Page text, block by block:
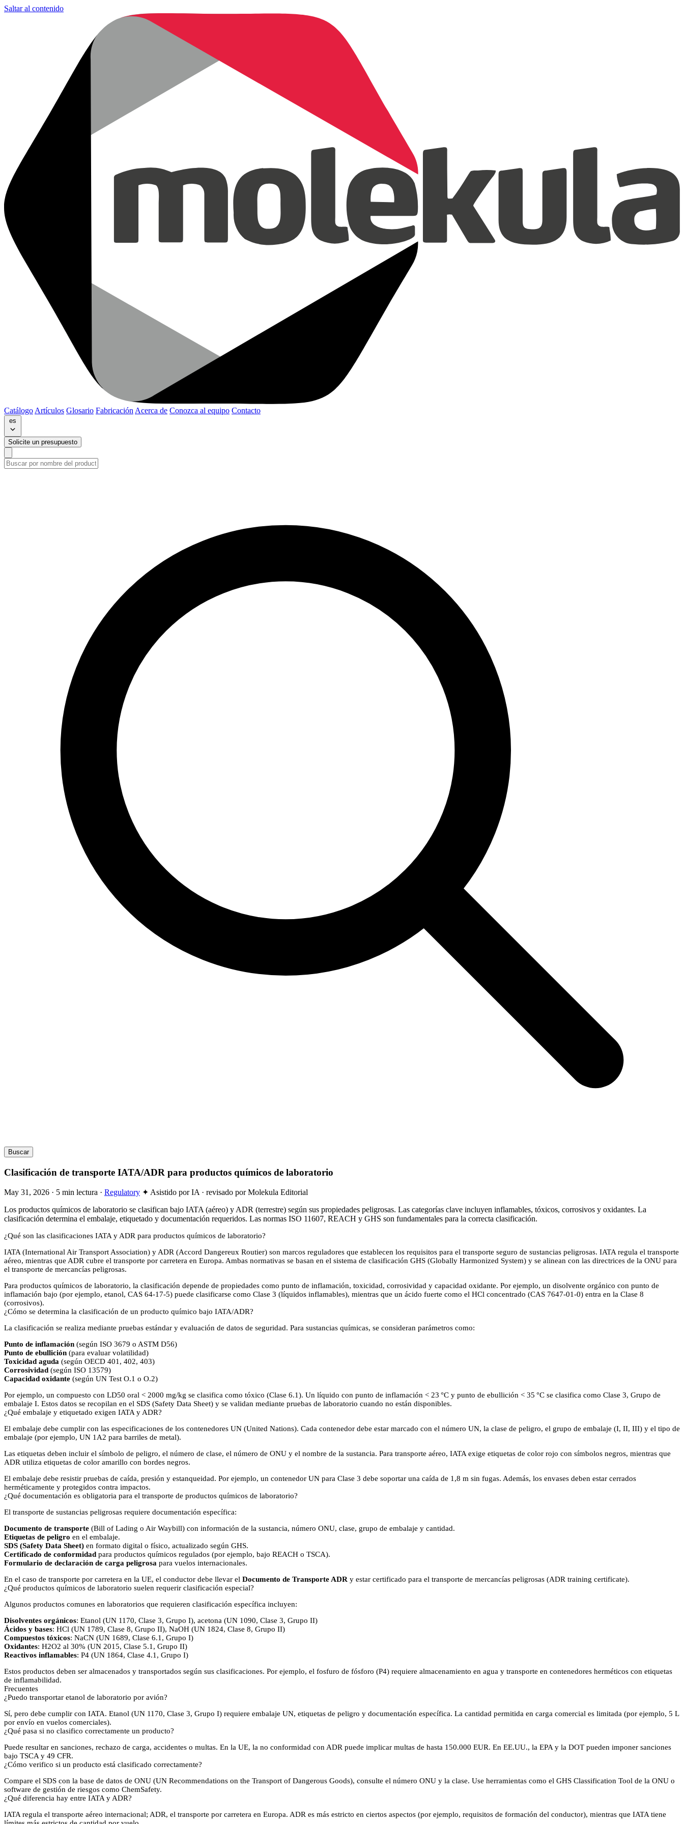
Saltar al contenido
Catálogo Artículos Glosario Fabricación Acerca de Conozca al equipo Contacto
es
Solicite un presupuesto
Buscar
Clasificación de transporte IATA/ADR para productos químicos de laboratorio
May 31, 2026 · 5 min lectura · Regulatory ✦ Asistido por IA · revisado por Molekula Editorial
Los productos químicos de laboratorio se clasifican bajo IATA (aéreo) y ADR (terrestre) según sus propiedades peligrosas. Las categorías clave incluyen inflamables, tóxicos, corrosivos y oxidantes. La
clasificación determina el embalaje, etiquetado y documentación requeridos. Las normas ISO 11607, REACH y GHS son fundamentales para la correcta clasificación.
¿Qué son las clasificaciones IATA y ADR para productos químicos de laboratorio?
IATA (International Air Transport Association) y ADR (Accord Dangereux Routier) son marcos reguladores que establecen los requisitos para el transporte seguro de sustancias peligrosas. IATA regula el transporte
aéreo, mientras que ADR cubre el transporte por carretera en Europa. Ambas normativas se basan en el sistema de clasificación GHS (Globally Harmonized System) y se alinean con las directrices de la ONU para
el transporte de mercancías peligrosas.
Para productos químicos de laboratorio, la clasificación depende de propiedades como punto de inflamación, toxicidad, corrosividad y capacidad oxidante. Por ejemplo, un disolvente orgánico con punto de
inflamación bajo (por ejemplo, etanol, CAS 64-17-5) puede clasificarse como Clase 3 (líquidos inflamables), mientras que un ácido fuerte como el HCl concentrado (CAS 7647-01-0) entra en la Clase 8
(corrosivos).
¿Cómo se determina la clasificación de un producto químico bajo IATA/ADR?
La clasificación se realiza mediante pruebas estándar y evaluación de datos de seguridad. Para sustancias químicas, se consideran parámetros como:
Punto de inflamación (según ISO 3679 o ASTM D56)
Punto de ebullición (para evaluar volatilidad)
Toxicidad aguda (según OECD 401, 402, 403)
Corrosividad (según ISO 13579)
Capacidad oxidante (según UN Test O.1 o O.2)
Por ejemplo, un compuesto con LD50 oral < 2000 mg/kg se clasifica como tóxico (Clase 6.1). Un líquido con punto de inflamación < 23 °C y punto de ebullición < 35 °C se clasifica como Clase 3, Grupo de
embalaje I. Estos datos se recopilan en el SDS (Safety Data Sheet) y se validan mediante pruebas de laboratorio cuando no están disponibles.
¿Qué embalaje y etiquetado exigen IATA y ADR?
El embalaje debe cumplir con las especificaciones de los contenedores UN (United Nations). Cada contenedor debe estar marcado con el número UN, la clase de peligro, el grupo de embalaje (I, II, III) y el tipo de
embalaje (por ejemplo, UN 1A2 para barriles de metal).
Las etiquetas deben incluir el símbolo de peligro, el número de clase, el número de ONU y el nombre de la sustancia. Para transporte aéreo, IATA exige etiquetas de color rojo con símbolos negros, mientras que
ADR utiliza etiquetas de color amarillo con bordes negros.
El embalaje debe resistir pruebas de caída, presión y estanqueidad. Por ejemplo, un contenedor UN para Clase 3 debe soportar una caída de 1,8 m sin fugas. Además, los envases deben estar cerrados
herméticamente y protegidos contra impactos.
¿Qué documentación es obligatoria para el transporte de productos químicos de laboratorio?
El transporte de sustancias peligrosas requiere documentación específica:
Documento de transporte (Bill of Lading o Air Waybill) con información de la sustancia, número ONU, clase, grupo de embalaje y cantidad.
Etiquetas de peligro en el embalaje.
SDS (Safety Data Sheet) en formato digital o físico, actualizado según GHS.
Certificado de conformidad para productos químicos regulados (por ejemplo, bajo REACH o TSCA).
Formulario de declaración de carga peligrosa para vuelos internacionales.
En el caso de transporte por carretera en la UE, el conductor debe llevar el Documento de Transporte ADR y estar certificado para el transporte de mercancías peligrosas (ADR training certificate).
¿Qué productos químicos de laboratorio suelen requerir clasificación especial?
Algunos productos comunes en laboratorios que requieren clasificación específica incluyen:
Disolventes orgánicos: Etanol (UN 1170, Clase 3, Grupo I), acetona (UN 1090, Clase 3, Grupo II)
Ácidos y bases: HCl (UN 1789, Clase 8, Grupo II), NaOH (UN 1824, Clase 8, Grupo II)
Compuestos tóxicos: NaCN (UN 1689, Clase 6.1, Grupo I)
Oxidantes: H2O2 al 30% (UN 2015, Clase 5.1, Grupo II)
Reactivos inflamables: P4 (UN 1864, Clase 4.1, Grupo I)
Estos productos deben ser almacenados y transportados según sus clasificaciones. Por ejemplo, el fosfuro de fósforo (P4) requiere almacenamiento en agua y transporte en contenedores herméticos con etiquetas
de inflamabilidad.
Frecuentes
¿Puedo transportar etanol de laboratorio por avión?
Sí, pero debe cumplir con IATA. Etanol (UN 1170, Clase 3, Grupo I) requiere embalaje UN, etiquetas de peligro y documentación específica. La cantidad permitida en carga comercial es limitada (por ejemplo, 5 L
por envío en vuelos comerciales).
¿Qué pasa si no clasifico correctamente un producto?
Puede resultar en sanciones, rechazo de carga, accidentes o multas. En la UE, la no conformidad con ADR puede implicar multas de hasta 150.000 EUR. En EE.UU., la EPA y la DOT pueden imponer sanciones
bajo TSCA y 49 CFR.
¿Cómo verifico si un producto está clasificado correctamente?
Compare el SDS con la base de datos de ONU (UN Recommendations on the Transport of Dangerous Goods), consulte el número ONU y la clase. Use herramientas como el GHS Classification Tool de la ONU o
software de gestión de riesgos como ChemSafety.
¿Qué diferencia hay entre IATA y ADR?
IATA regula el transporte aéreo internacional; ADR, el transporte por carretera en Europa. ADR es más estricto en ciertos aspectos (por ejemplo, requisitos de formación del conductor), mientras que IATA tiene